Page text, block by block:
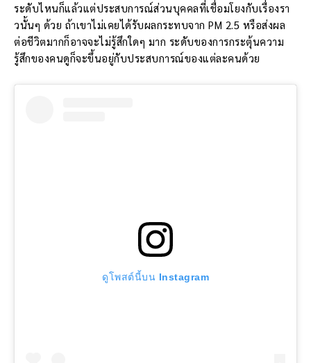
ระดับไหนก็แล้วแต่ประสบการณ์ส่วนบุคคลที่เชื่อมโยงกับเรื่องรา
วนั้นๆ ด้วย ถ้าเขาไม่เคยได้รับผลกระทบจาก PM 2.5 หรือส่งผล
ต่อชีวิตมากก็อาจจะไม่รู้สึกใดๆ มาก ระดับของการกระตุ้นความ
รู้สึกของคนดูก็จะขึ้นอยู่กับประสบการณ์ของแต่ละคนด้วย
ดูโพสต์นี้บน Instagram